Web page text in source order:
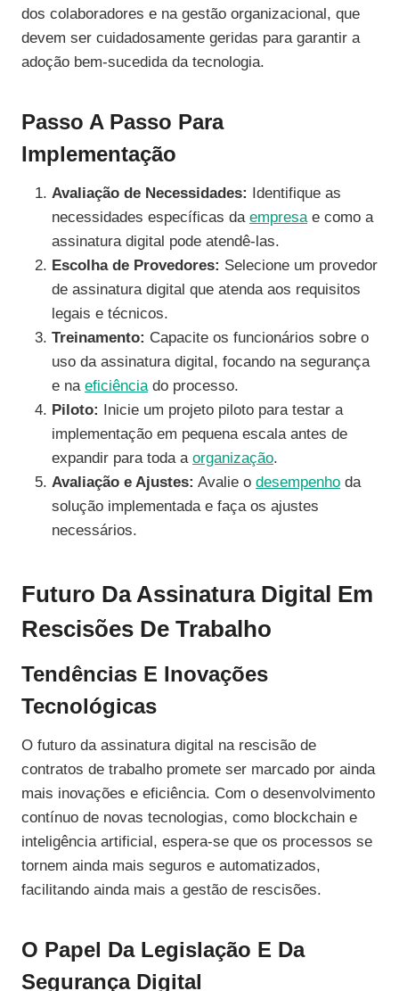
dos colaboradores e na gestão organizacional, que
devem ser cuidadosamente geridas para garantir a
adoção bem-sucedida da tecnologia.
Passo A Passo Para
Implementação
Avaliação de Necessidades:
Identifique as
necessidades específicas da empresae como a
assinatura digital pode atendê-las.
Escolha de Provedores: Selecione um provedor
de assinatura digital que atenda aos requisitos
legais e técnicos.
Treinamento: Capacite os funcionários sobre o
uso da assinatura digital, focando na segurança
e na eficiênciado processo.
Piloto:
Inicie um projeto piloto para testar a
implementação em pequena escala antes de
expandir para toda a organização.
Avaliação e Ajustes: Avalie o desempenho da
solução implementada e faça os ajustes
necessários.
Futuro Da Assinatura Digital Em
Rescisões De Trabalho
Tendências E Inovações
Tecnológicas
O futuro da assinatura digital na rescisão de
contratos de trabalho promete ser marcado por ainda
mais inovações e eficiência. Com o desenvolvimento
contínuo de novas tecnologias, como blockchain e
inteligência artificial, espera-se que os processos se
tornem ainda mais seguros e automatizados,
facilitando ainda mais a gestão de rescisões.
O Papel Da Legislação E Da
Segurança Digital